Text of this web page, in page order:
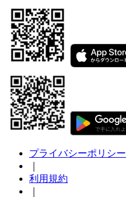
プライバシーポリシー
利用規約